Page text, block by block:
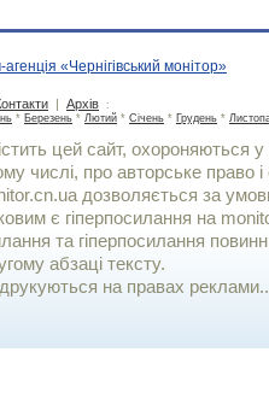
«Чернігівський монітор»
| Архів :
* Березень * Лютий * Січень * Грудень *
цей сайт, охороняються у
числі, про авторське право і
дозволяється за
є гiперпосилання на
та гіперпосилання
абзаці тексту.
на правах реклами..